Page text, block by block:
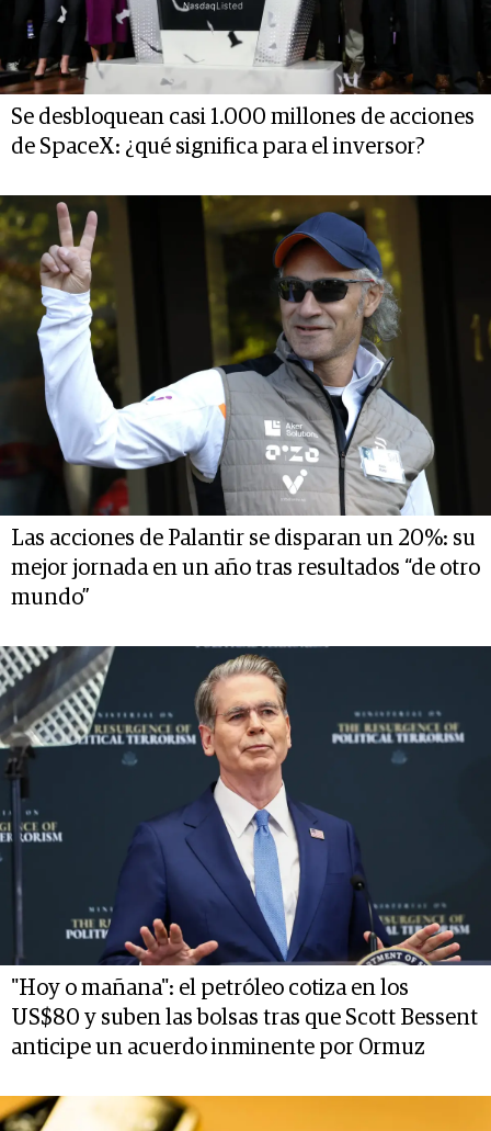
Se desbloquean casi 1.000 millones de acciones
de SpaceX: ¿qué significa para el inversor?
Las acciones de Palantir se disparan un 20%: su
mejor jornada en un año tras resultados “de otro
mundo”
"Hoy o mañana": el petróleo cotiza en los
US$80 y suben las bolsas tras que Scott Bessent
anticipe un acuerdo inminente por Ormuz